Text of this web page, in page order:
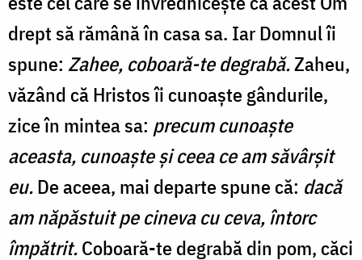
drept să rămână în casa sa. Iar Domnul îi
spune: Zahee, coboară-te degrabă.Zaheu,
văzând că Hristos îi cunoaște gândurile,
zice în mintea sa: precum cunoaște
aceasta, cunoaște și ceea ce am săvârșit
eu.De aceea, mai departe spune că: dacă
am năpăstuit pe cineva cu ceva, întorc
împătrit.Coboară-te degrabă din pom, căci